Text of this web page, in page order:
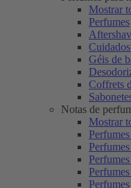
Mostrar
Perfumes
Géis de
Coffrets
Notas de
Mostrar